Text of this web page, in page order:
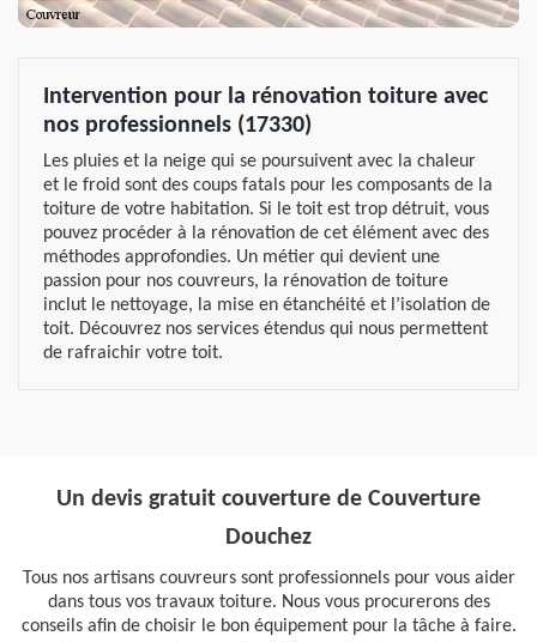
Intervention pour la rénovation toiture avec
nos professionnels (17330)
Les pluies et la neige qui se poursuivent avec la chaleur
et le froid sont des coups fatals pour les composants de la
toiture de votre habitation. Si le toit est trop détruit, vous
pouvez procéder à la rénovation de cet élément avec des
méthodes approfondies. Un métier qui devient une
passion pour nos couvreurs, la rénovation de toiture
inclut le nettoyage, la mise en étanchéité et l’isolation de
toit. Découvrez nos services étendus qui nous permettent
de rafraichir votre toit.
Un devis gratuit couverture de Couverture
Douchez
Tous nos artisans couvreurs sont professionnels pour vous aider
dans tous vos travaux toiture. Nous vous procurerons des
conseils afin de choisir le bon équipement pour la tâche à faire.